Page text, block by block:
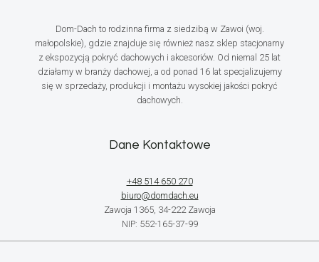
Dom-Dach to rodzinna firma z siedzibą w Zawoi (woj.
małopolskie), gdzie znajduje się również nasz sklep stacjonarny
z ekspozycją pokryć dachowych i akcesoriów. Od niemal 25 lat
działamy w branży dachowej, a od ponad 16 lat specjalizujemy
się w sprzedaży, produkcji i montażu wysokiej jakości pokryć
dachowych.
Dane Kontaktowe
+48 514 650 270
biuro@domdach.eu
Zawoja 1365, 34-222 Zawoja
NIP: 552-165-37-99